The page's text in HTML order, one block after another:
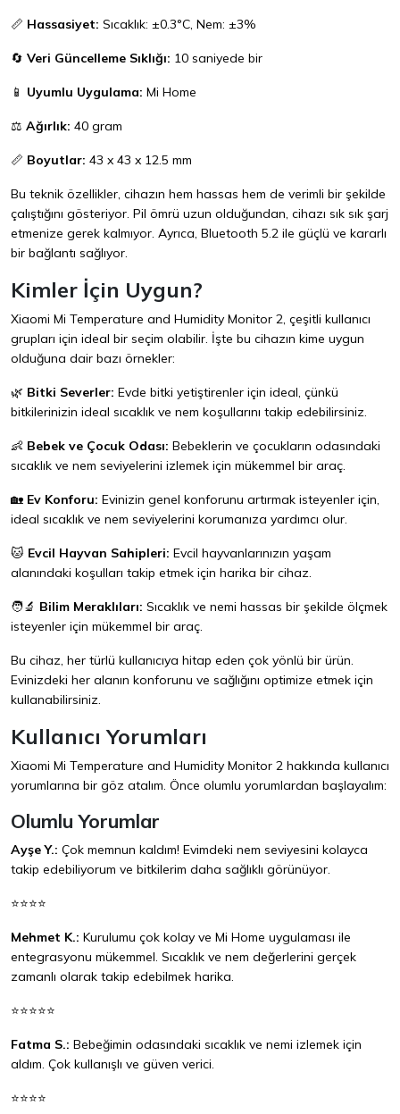
📏 Hassasiyet: Sıcaklık: ±0.3°C, Nem: ±3%
🔄 Veri Güncelleme Sıklığı: 10 saniyede bir
📱 Uyumlu Uygulama: Mi Home
⚖️ Ağırlık: 40 gram
📏 Boyutlar: 43 x 43 x 12.5 mm
Bu teknik özellikler, cihazın hem hassas hem de verimli bir şekilde
çalıştığını gösteriyor. Pil ömrü uzun olduğundan, cihazı sık sık şarj
etmenize gerek kalmıyor. Ayrıca, Bluetooth 5.2 ile güçlü ve kararlı
bir bağlantı sağlıyor.
Kimler İçin Uygun?
Xiaomi Mi Temperature and Humidity Monitor 2, çeşitli kullanıcı
grupları için ideal bir seçim olabilir. İşte bu cihazın kime uygun
olduğuna dair bazı örnekler:
🌿 Bitki Severler: Evde bitki yetiştirenler için ideal, çünkü
bitkilerinizin ideal sıcaklık ve nem koşullarını takip edebilirsiniz.
👶 Bebek ve Çocuk Odası: Bebeklerin ve çocukların odasındaki
sıcaklık ve nem seviyelerini izlemek için mükemmel bir araç.
🏡 Ev Konforu: Evinizin genel konforunu artırmak isteyenler için,
ideal sıcaklık ve nem seviyelerini korumanıza yardımcı olur.
🐱 Evcil Hayvan Sahipleri: Evcil hayvanlarınızın yaşam
alanındaki koşulları takip etmek için harika bir cihaz.
🧑‍🔬 Bilim Meraklıları: Sıcaklık ve nemi hassas bir şekilde ölçmek
isteyenler için mükemmel bir araç.
Bu cihaz, her türlü kullanıcıya hitap eden çok yönlü bir ürün.
Evinizdeki her alanın konforunu ve sağlığını optimize etmek için
kullanabilirsiniz.
Kullanıcı Yorumları
Xiaomi Mi Temperature and Humidity Monitor 2 hakkında kullanıcı
yorumlarına bir göz atalım. Önce olumlu yorumlardan başlayalım:
Olumlu Yorumlar
Ayşe Y.: Çok memnun kaldım! Evimdeki nem seviyesini kolayca
takip edebiliyorum ve bitkilerim daha sağlıklı görünüyor.
⭐⭐⭐⭐
Mehmet K.: Kurulumu çok kolay ve Mi Home uygulaması ile
entegrasyonu mükemmel. Sıcaklık ve nem değerlerini gerçek
zamanlı olarak takip edebilmek harika.
⭐⭐⭐⭐⭐
Fatma S.: Bebeğimin odasındaki sıcaklık ve nemi izlemek için
aldım. Çok kullanışlı ve güven verici.
⭐⭐⭐⭐